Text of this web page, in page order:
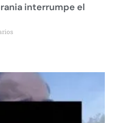
interrumpe el